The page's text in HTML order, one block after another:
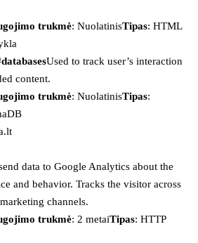
trukmė: NuolatinisTipas: HTML
Used to track user’s interaction
content.
trukmė: NuolatinisTipas:
data to Google Analytics about the
and behavior. Tracks the visitor across
channels.
trukmė: 2 metaiTipas: HTTP